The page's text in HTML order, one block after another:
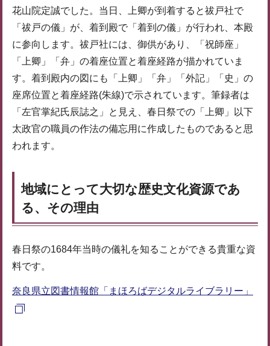
花山院定誠でした。当日、上卿が到着すると祓戸社で
「祓戸の儀」が、着到殿で「着到の儀」が行われ、本殿
に参向します。祓戸社には、御供があり、「祝師座」
「上卿」「弁」の着座位置と着座経路が描かれていま
す。着到殿内の図にも「上卿」「弁」「外記」「史」の
座席位置と着座経路(朱線)で示されています。筆録者は
「左官掌紀氏辰誌之」と見え、春日祭での「上卿」以下
太政官の職員の作法の備忘用に作成したものであると思
われます。
地域にとって大切な歴史文化資源であ
る、その理由
春日祭の1684年当時の儀礼を知ることができる貴重な資
料です。
奈良県立図書情報館「まほろばデジタルライブラリー」